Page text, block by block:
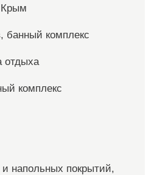
Крым
банный комплекс
отдыха
комплекс
напольных покрытий,